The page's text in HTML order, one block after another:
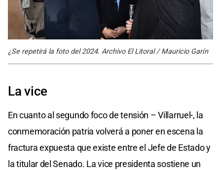
¿Se repetirá la foto del 2024. Archivo El Litoral / Mauricio Garín
La vice
En cuanto al segundo foco de tensión – Villarruel-, la
conmemoración patria volverá a poner en escena la
fractura expuesta que existe entre el Jefe de Estado y
la titular del Senado. La vice presidenta sostiene un